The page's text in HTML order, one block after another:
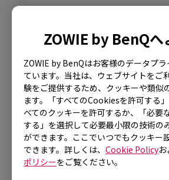
ZOWIE by BenQへ
ZOWIE by BenQはお客様のデータプ
ています。当社は、ウェブサイトをご
験をご提供するため、クッキーや類似
ます。「すべてのCookiesを許可する
べてのクッキーを許可するか、「必要
する」を選択して必要最小限の技術の
ができます。ここでいつでもクッキー
できます。詳しくは、 Cookie Policy
ポリシーをご覧ください。
EC1 (L), EC1 TYLOO (L), EC1-A
EC1-B CS:GO (L), EC1-B DIVINA
DIVINA BLUE (L), EC1-B DIVINA
(L), EC1-CW (L), EC2 (M), EC2
(M), EC2-B (M), EC2-B CS:GO
BLUE (M), EC2-B DIVINA PINK
EC2-CW (M), EC3-C (S), EC3-
FK1+ (XL), FK1+-B (XL), FK1+-
(XL), FK1+-B DIVINA PINK
FK1-B (L), FK1-B DIVINA BLUE
さらに表示
ご参考になりまし
はい いいえ